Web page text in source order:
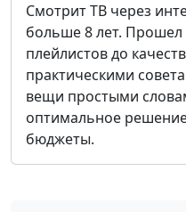
Смотрит ТВ через
больше 8 лет. Прошел
плейлистов до
практическими
вещи простыми
оптимальное
бюджеты.